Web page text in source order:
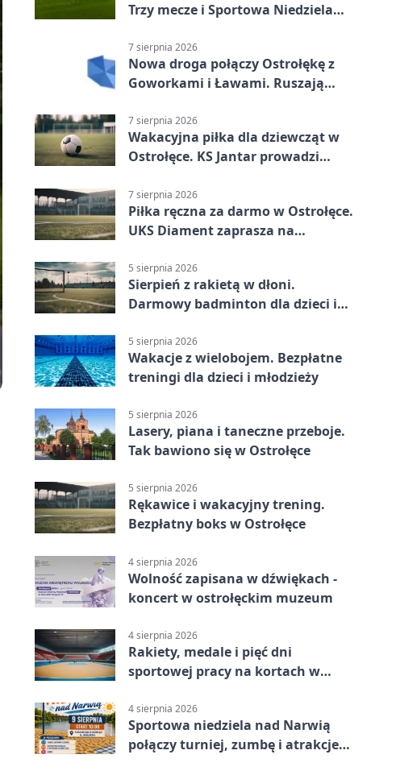
Trzy mecze i Sportowa Niedziela
7 sierpnia 2026
Nowa droga połączy Ostrołękę z
Goworkami i Ławami. Ruszają
7 sierpnia 2026
Wakacyjna piłka dla dziewcząt w
Ostrołęce. KS Jantar prowadzi
7 sierpnia 2026
Piłka ręczna za darmo w Ostrołęce.
UKS Diament zaprasza na
5 sierpnia 2026
Sierpień z rakietą w dłoni.
Darmowy badminton dla dzieci i
5 sierpnia 2026
Wakacje z wielobojem. Bezpłatne
treningi dla dzieci i młodzieży
5 sierpnia 2026
Lasery, piana i taneczne przeboje.
Tak bawiono się w Ostrołęce
5 sierpnia 2026
Rękawice i wakacyjny trening.
Bezpłatny boks w Ostrołęce
4 sierpnia 2026
Wolność zapisana w dźwiękach -
koncert w ostrołęckim muzeum
4 sierpnia 2026
Rakiety, medale i pięć dni
sportowej pracy na kortach w
4 sierpnia 2026
Sportowa niedziela nad Narwią
połączy turniej, zumbę i atrakcje